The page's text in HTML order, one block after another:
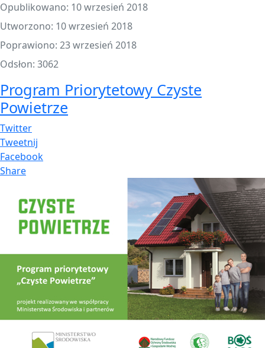
Opublikowano: 10 wrzesień 2018
Utworzono: 10 wrzesień 2018
Poprawiono: 23 wrzesień 2018
Odsłon: 3062
Program Priorytetowy Czyste
Powietrze
Twitter
Tweetnij
Facebook
Share